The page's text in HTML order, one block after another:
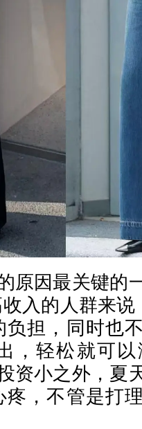
原因最关键的
入的人群来
担，同时也
，轻松就可
资小之外，夏
，不管是打